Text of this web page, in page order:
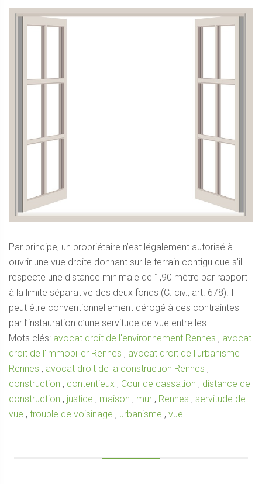
Par principe, un propriétaire n’est légalement autorisé à
ouvrir une vue droite donnant sur le terrain contigu que s’il
respecte une distance minimale de 1,90 mètre par rapport
à la limite séparative des deux fonds (C. civ., art. 678). Il
peut être conventionnellement dérogé à ces contraintes
par l’instauration d’une servitude de vue entre les ...
Mots clés: avocat droit de l'environnement Rennes , avocat
droit de l'immobilier Rennes , avocat droit de l'urbanisme
Rennes , avocat droit de la construction Rennes ,
construction , contentieux , Cour de cassation , distance de
construction , justice , maison , mur , Rennes , servitude de
vue , trouble de voisinage , urbanisme , vue